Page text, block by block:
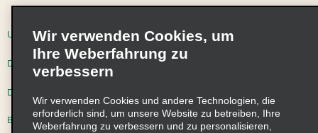
Unternehmensinformationen Nutzungsbedingungen
Datenschutzrichtlinie Cookie-Richtlinie
Datenschutzoptionen
Beschwerdeverfahren nach dem Lieferkettensorgfaltspflichtengesetz
Wir verwenden Cookies, um
Ihre Weberfahrung zu
verbessern
Wir verwenden Cookies und andere Technologien, die
erforderlich sind, um unsere Website zu betreiben, Ihre
Weberfahrung zu verbessern und zu personalisieren,